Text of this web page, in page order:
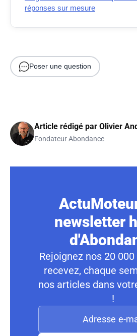
réponses sur mesure
Poser une question
Article rédigé par Olivier
Fondateur Abondance
newsletter
Rejoignez nos 20
recevez, chaque
nos articles dans
!